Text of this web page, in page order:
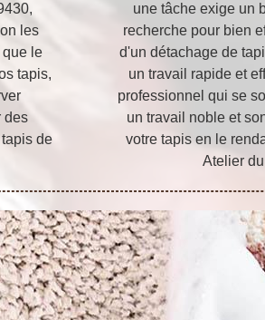
les
que le
tapis,
des
de
une tâche exige un
recherche pour bien
d'un détachage de
un travail rapide et
professionnel qui se
un travail noble et
votre tapis en le
Atelier